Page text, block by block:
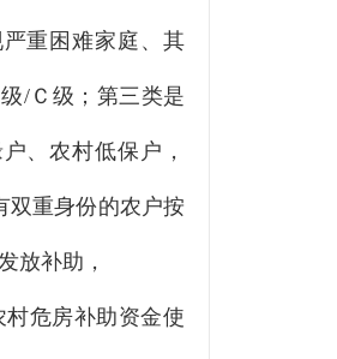
重困难家庭、其
/Ｃ级；第三类是
、农村低保户，
双重身份的农户按
放补助，
村危房补助资金使